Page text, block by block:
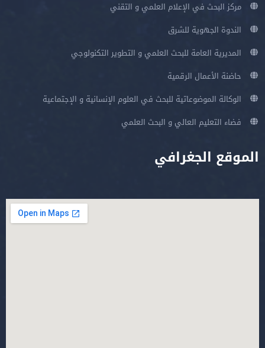
مركز البحث في الإعلام العلمي و التقني
الندوة الجهوية للشرق
المديرية العامة للبحث العلمي و التطوير التكنولوجي
حاضنة الأعمال الرقمية
الوكالة الموضوعاتية للبحث في العلوم الإنسانية و الإجتماعية
فضاء التعليم العالي و البحث العلمي
الموقع الجغرافي